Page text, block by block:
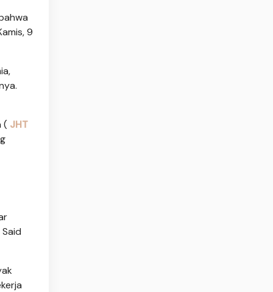
9
( JHT